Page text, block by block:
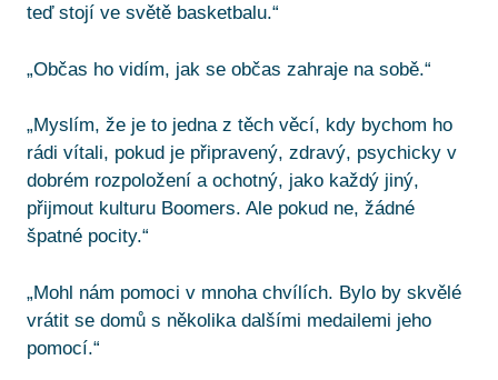
teď stojí ve světě basketbalu.“
„Občas ho vidím, jak se občas zahraje na sobě.“
„Myslím, že je to jedna z těch věcí, kdy bychom ho
rádi vítali, pokud je připravený, zdravý, psychicky v
dobrém rozpoložení a ochotný, jako každý jiný,
přijmout kulturu Boomers. Ale pokud ne, žádné
špatné pocity.“
„Mohl nám pomoci v mnoha chvílích. Bylo by skvělé
vrátit se domů s několika dalšími medailemi jeho
pomocí.“